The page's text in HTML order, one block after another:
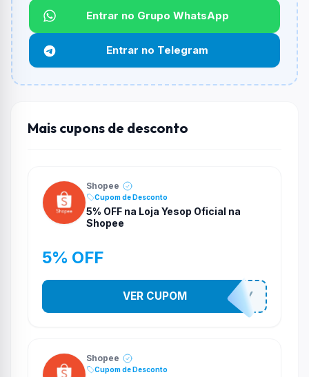
Não informado ou sem limite.
Funciona em qualquer produto?
Não necessariamente. Depende de itens participantes
e alguns vendedores ou produtos especificos podem
não aceitar cupons.
Entrar no Grupo WhatsApp
Entrar no Telegram
Mais cupons de desconto
Shopee
Cupom de Desconto
5% OFF na Loja Yesop Oficial na
Shopee
5% OFF
YESO274Y
VER CUPOM
Shopee
Cupom de Desconto